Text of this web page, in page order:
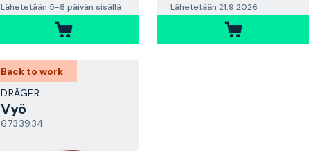
Lähetetään 5-8 päivän sisällä Lähetetään 21.9.2026
Back to work
DRÄGER
Vyö
6733934